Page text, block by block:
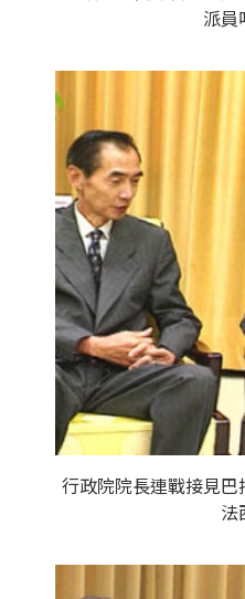
派員
行政院院長連戰接見
法